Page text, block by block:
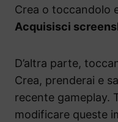
Crea o toccandolo
Acquisisci
D’altra parte,
Crea, prenderai e
recente gameplay.
modificare queste